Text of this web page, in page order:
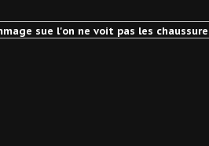
sue l'on ne voit pas les